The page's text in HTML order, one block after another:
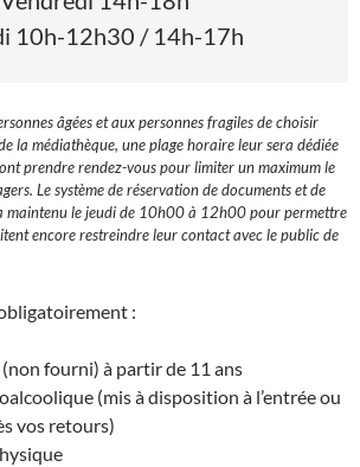
10h-12h30 / 14h-17h
âgées et aux personnes fragiles de choisir
la médiathèque, une plage horaire leur sera dédiée
prendre rendez-vous pour limiter un maximum le
Le système de réservation de documents et de
maintenu le jeudi de 10h00 à 12h00 pour permettre
encore restreindre leur contact avec le public de
:
fourni) à partir de 11 ans
(mis à disposition à l’entrée ou
vos retours)